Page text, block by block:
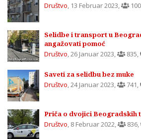
Društvo, 13 Februar 2023,
Selidbe i transport u
angažovati pomoć
Društvo,26 Januar 2023, 835,
Saveti za selidbu bez muke
Društvo,24 Januar 2023, 741,
Priča o dvojici Beogradskih
Društvo, 8 Februar 2022, 836,